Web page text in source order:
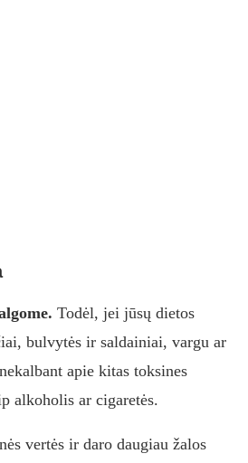
Todėl, jei jūsų dietos
bulvytės ir saldainiai, vargu ar
apie kitas toksines
alkoholis ar cigaretės.
vertės ir daro daugiau žalos